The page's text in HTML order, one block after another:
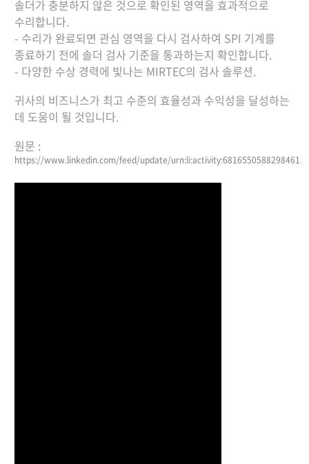
솔더가 충분하지 않은 것으로 확인된 영역을 효과적으로
수리합니다.
- 수리가 완료되면 관심 영역을 다시 검사하여 SPI 기계를
종료하기 전에 솔더 검사 기준을 통과하는지 확인합니다.
- 다양한 수상 경력에 빛나는 MIRTEC의 검사 솔루션.
귀사의 비즈니스가 최고 수준의 효율성과 수익성을 달성하는
데 도움이 될 것입니다.
원문 :
https://www.linkedin.com/feed/update/